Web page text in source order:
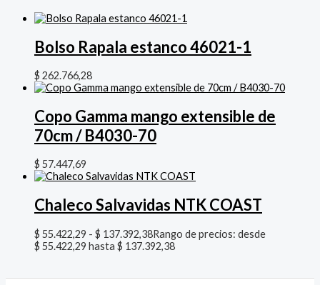
Bolso Rapala estanco 46021-1
$ 262.766,28
Copo Gamma mango extensible de
70cm / B4030-70
$ 57.447,69
Chaleco Salvavidas NTK COAST
$ 55.422,29 - $ 137.392,38Rango de precios: desde
$ 55.422,29 hasta $ 137.392,38